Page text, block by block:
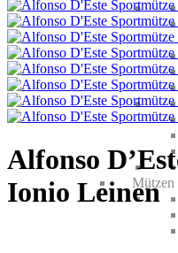
Mützen
Alfonso
Ionio Leinen